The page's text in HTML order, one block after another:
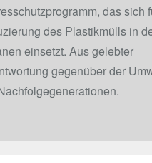
das sich
des Plastikmülls in
einsetzt. Aus gelebter
gegenüber der